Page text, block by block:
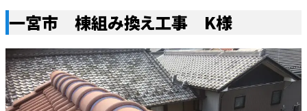
一宮市 棟組み換え工事 K様